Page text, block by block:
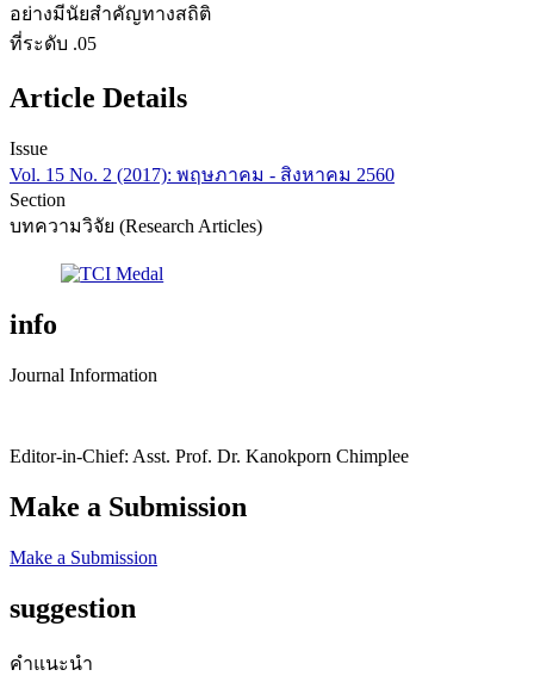
อย่างมีนัยสำคัญทางสถิติ
ที่ระดับ .05
Article Details
Issue
Vol. 15 No. 2 (2017): พฤษภาคม - สิงหาคม 2560
Section
บทความวิจัย (Research Articles)
info
Journal Information
Editor-in-Chief: Asst. Prof. Dr. Kanokporn Chimplee
Make a Submission
Make a Submission
suggestion
คำแนะนำ